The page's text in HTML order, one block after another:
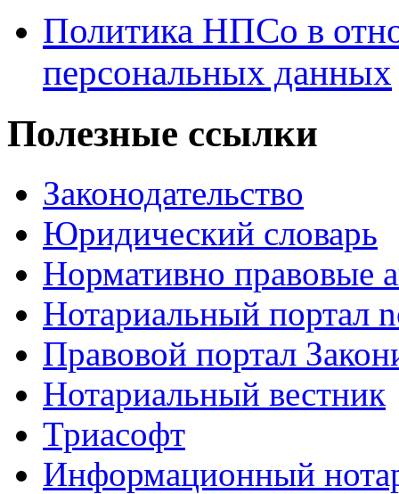
Политика НПСо в
персональных данных
Полезные ссылки
Законодательство
Юридический словарь
Нормативно правовые
Нотариальный портал
Правовой портал
Нотариальный вестник
Триасофт
Информационный